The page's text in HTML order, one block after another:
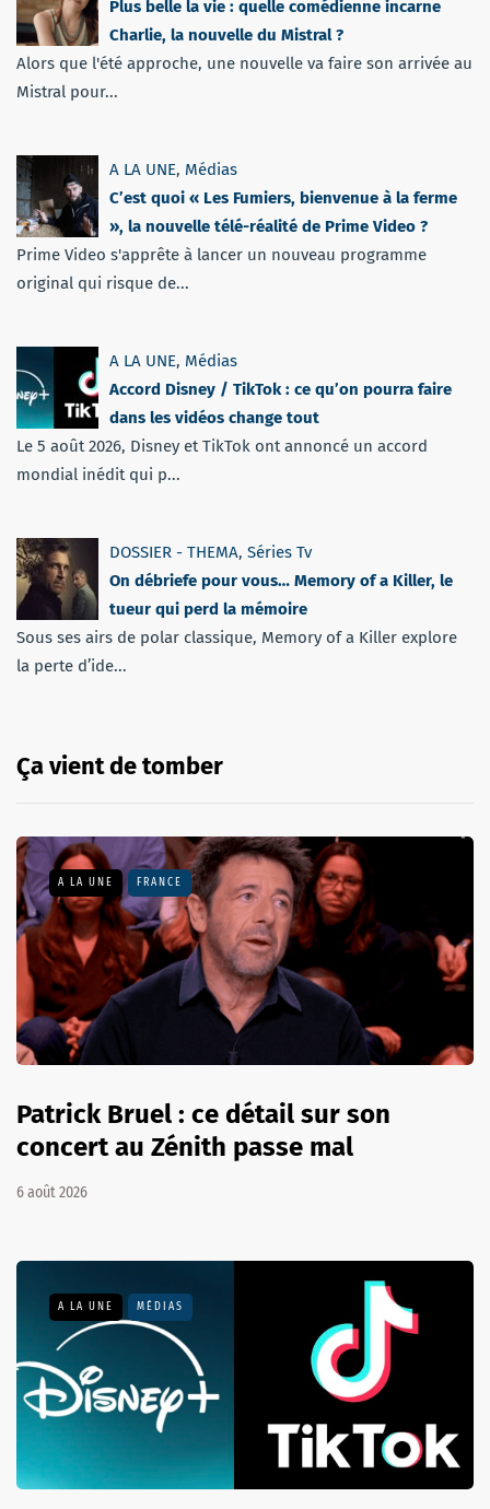
Plus belle la vie : quelle comédienne incarne
Charlie, la nouvelle du Mistral ?
Alors que l'été approche, une nouvelle va faire son arrivée au
Mistral pour...
A LA UNE, Médias
C’est quoi « Les Fumiers, bienvenue à la ferme
», la nouvelle télé-réalité de Prime Video ?
Prime Video s'apprête à lancer un nouveau programme
original qui risque de...
A LA UNE, Médias
Accord Disney / TikTok : ce qu’on pourra faire
dans les vidéos change tout
Le 5 août 2026, Disney et TikTok ont annoncé un accord
mondial inédit qui p...
DOSSIER - THEMA, Séries Tv
On débriefe pour vous… Memory of a Killer, le
tueur qui perd la mémoire
Sous ses airs de polar classique, Memory of a Killer explore
la perte d’ide...
Ça vient de tomber
A LA UNE FRANCE
Patrick Bruel : ce détail sur son
concert au Zénith passe mal
6 août 2026
A LA UNE MÉDIAS